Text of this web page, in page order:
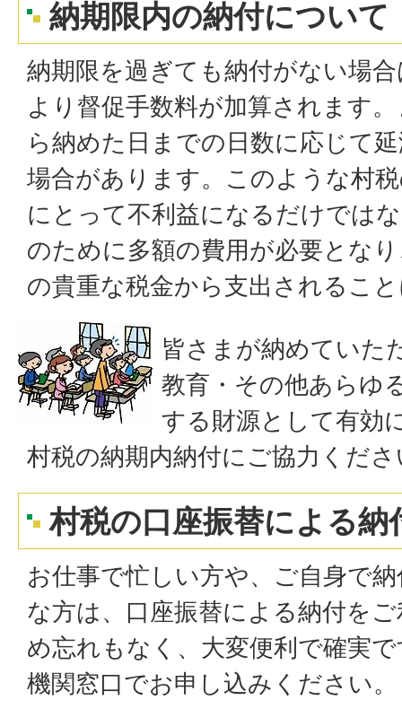
納期限内の納付について
納期限を過ぎても納付がない場
より督促手数料が加算されます
ら納めた日までの日数に応じて
場合があります。このような村
にとって不利益になるだけでは
のために多額の費用が必要とな
の貴重な税金から支出されるこ
皆さまが納めていた
教育・その他あらゆ
する財源として有効
村税の納期内納付にご協力くだ
村税の口座振替による納
お仕事で忙しい方や、ご自身で
な方は、口座振替による納付を
め忘れもなく、大変便利で確実
機関窓口でお申し込みください。